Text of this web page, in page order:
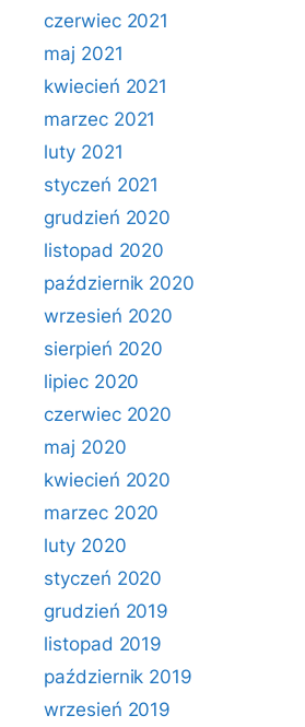
czerwiec 2021
maj 2021
kwiecień 2021
marzec 2021
luty 2021
styczeń 2021
grudzień 2020
listopad 2020
październik 2020
wrzesień 2020
sierpień 2020
lipiec 2020
czerwiec 2020
maj 2020
kwiecień 2020
marzec 2020
luty 2020
styczeń 2020
grudzień 2019
listopad 2019
październik 2019
wrzesień 2019